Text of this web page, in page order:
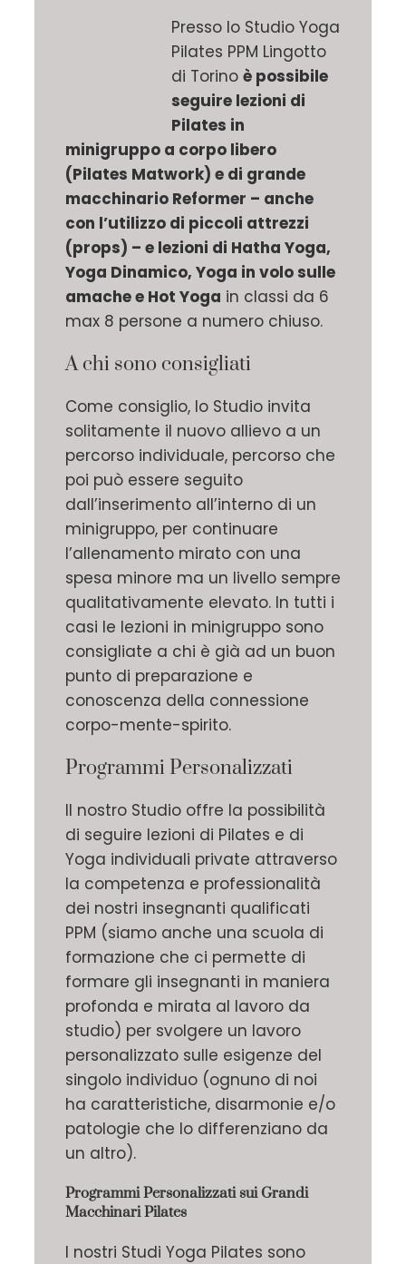
Presso lo Studio Yoga
Pilates PPM Lingotto
di Torino è possibile
seguire lezioni di
Pilates in
minigruppo a corpo libero
(Pilates Matwork) e di grande
macchinario Reformer – anche
con l’utilizzo di piccoli attrezzi
(props) – e lezioni di Hatha Yoga,
Yoga Dinamico, Yoga in volo sulle
amache e Hot Yoga in classi da 6
max 8 persone a numero chiuso.
A chi sono consigliati
Come consiglio, lo Studio invita
solitamente il nuovo allievo a un
percorso individuale, percorso che
poi può essere seguito
dall’inserimento all’interno di un
minigruppo, per continuare
l’allenamento mirato con una
spesa minore ma un livello sempre
qualitativamente elevato. In tutti i
casi le lezioni in minigruppo sono
consigliate a chi è già ad un buon
punto di preparazione e
conoscenza della connessione
corpo-mente-spirito.
Programmi Personalizzati
Il nostro Studio offre la possibilità
di seguire lezioni di Pilates e di
Yoga individuali private attraverso
la competenza e professionalità
dei nostri insegnanti qualificati
PPM (siamo anche una scuola di
formazione che ci permette di
formare gli insegnanti in maniera
profonda e mirata al lavoro da
studio) per svolgere un lavoro
personalizzato sulle esigenze del
singolo individuo (ognuno di noi
ha caratteristiche, disarmonie e/o
patologie che lo differenziano da
un altro).
Programmi Personalizzati sui Grandi
Macchinari Pilates
I nostri Studi Yoga Pilates sono